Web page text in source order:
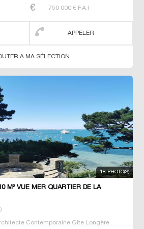
Propriété Villa
750 000 € F.A.I
APPELER
A MA SÉLECTION
18 PHOTO(S)
M² VUE MER QUARTIER DE LA
)
Contemporaine Gîte Longère